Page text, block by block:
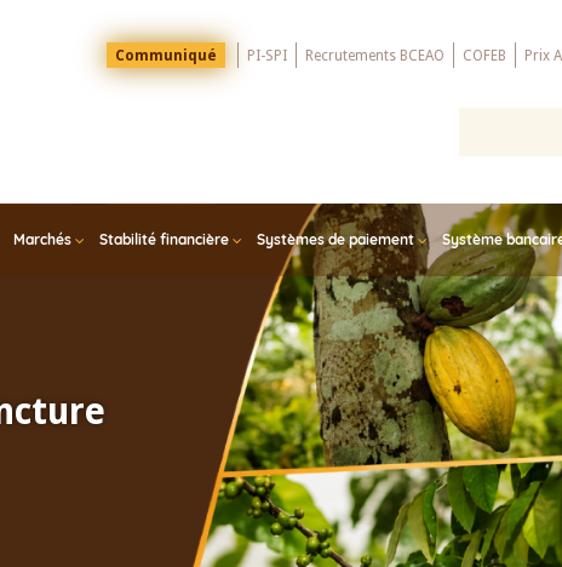
Menu
Top
Communiqué PI-SPI Recrutements BCEAO COFEB Prix
Marchés Stabilité financière Systèmes de paiement Système